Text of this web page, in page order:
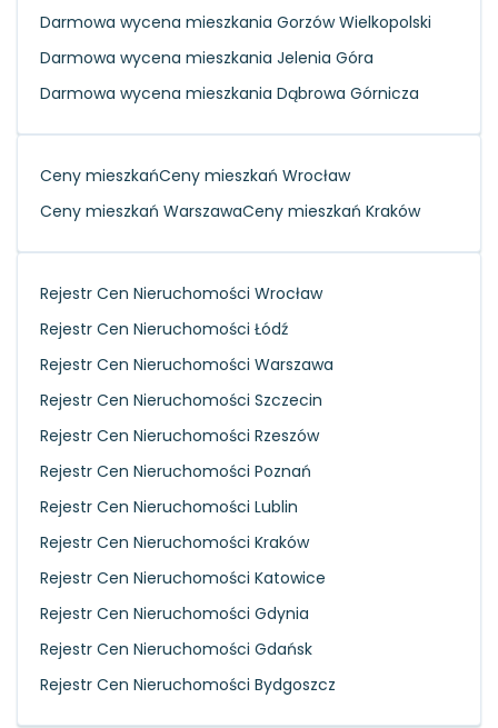
Darmowa wycena mieszkania Gorzów Wielkopolski
Darmowa wycena mieszkania Jelenia Góra
Darmowa wycena mieszkania Dąbrowa Górnicza
Ceny mieszkańCeny mieszkań Wrocław
Ceny mieszkań WarszawaCeny mieszkań Kraków
Rejestr Cen Nieruchomości Wrocław
Rejestr Cen Nieruchomości Łódź
Rejestr Cen Nieruchomości Warszawa
Rejestr Cen Nieruchomości Szczecin
Rejestr Cen Nieruchomości Rzeszów
Rejestr Cen Nieruchomości Poznań
Rejestr Cen Nieruchomości Lublin
Rejestr Cen Nieruchomości Kraków
Rejestr Cen Nieruchomości Katowice
Rejestr Cen Nieruchomości Gdynia
Rejestr Cen Nieruchomości Gdańsk
Rejestr Cen Nieruchomości Bydgoszcz